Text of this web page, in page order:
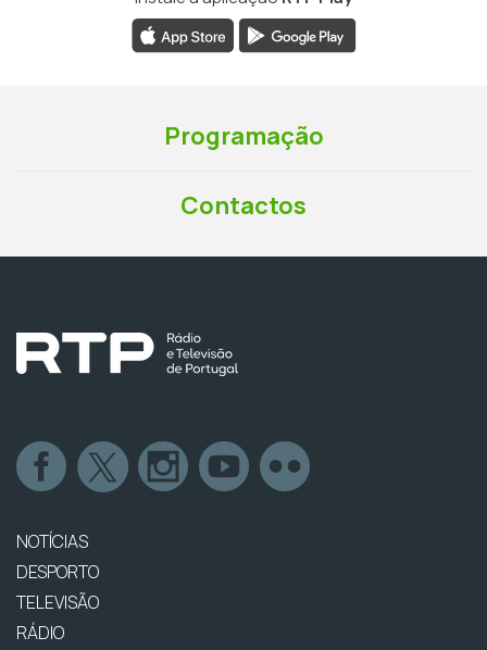
Programação
Contactos
NOTÍCIAS
DESPORTO
TELEVISÃO
RÁDIO